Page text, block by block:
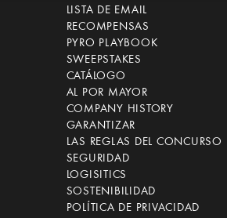
LISTA DE EMAIL
RECOMPENSAS
PYRO PLAYBOOK
SWEEPSTAKES
CATÁLOGO
AL POR MAYOR
COMPANY HISTORY
GARANTIZAR
LAS REGLAS DEL CONCURSO
SEGURIDAD
LOGISITICS
SOSTENIBILIDAD
POLÍTICA DE PRIVACIDAD